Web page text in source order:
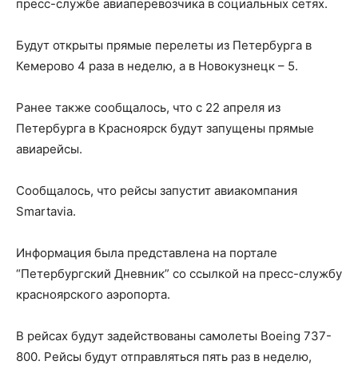
пресс-службе авиаперевозчика в социальных сетях.
Будут открыты прямые перелеты из Петербурга в
Кемерово 4 раза в неделю, а в Новокузнецк – 5.
Ранее также сообщалось, что с 22 апреля из
Петербурга в Красноярск будут запущены прямые
авиарейсы.
Сообщалось, что рейсы запустит авиакомпания
Smartavia.
Информация была представлена на портале
“Петербургский Дневник” со ссылкой на пресс-службу
красноярского аэропорта.
В рейсах будут задействованы самолеты Boeing 737-
800. Рейсы будут отправляться пять раз в неделю,